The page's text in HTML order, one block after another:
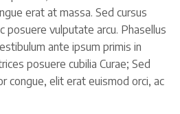
erat at massa. Sed cursus
vulputate arcu. Phasellus
ante ipsum primis in
posuere cubilia Curae; Sed
congue, elit erat euismod orci, ac